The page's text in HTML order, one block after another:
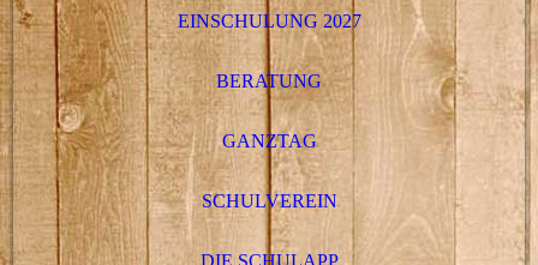
EINSCHULUNG 2027
BERATUNG
GANZTAG
SCHULVEREIN
DIE SCHULAPP